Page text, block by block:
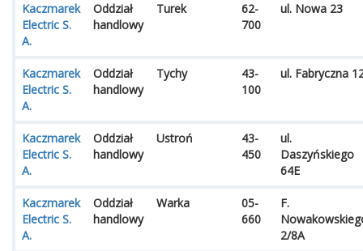
Kaczmarek
Electric S.
A.
Oddział
handlowy
Turek
62-
700
ul. Nowa 23
Kaczmarek
Electric S.
A.
Oddział
handlowy
Tychy
43-
100
ul. Fabryczna
Kaczmarek
Electric S.
A.
Oddział
handlowy
Ustroń
43-
450
ul.
Daszyńskiego
64E
Kaczmarek
Electric S.
A.
Oddział
handlowy
Warka
05-
660
F.
2/8A